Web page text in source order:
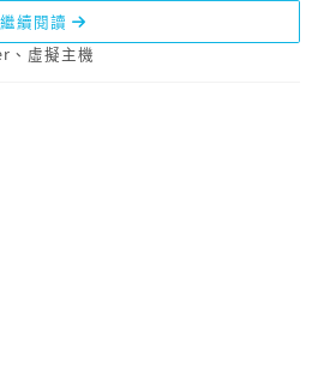
繼續閱讀
、 虛擬主機